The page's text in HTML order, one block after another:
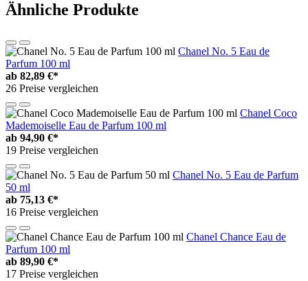
Ähnliche Produkte
Chanel No. 5 Eau de
Parfum 100 ml
ab 82,89 €*
26 Preise vergleichen
Chanel Coco
Mademoiselle Eau de Parfum 100 ml
ab 94,90 €*
19 Preise vergleichen
Chanel No. 5 Eau de Parfum
50 ml
ab 75,13 €*
16 Preise vergleichen
Chanel Chance Eau de
Parfum 100 ml
ab 89,90 €*
17 Preise vergleichen